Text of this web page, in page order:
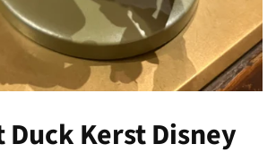
Duck Kerst Disney